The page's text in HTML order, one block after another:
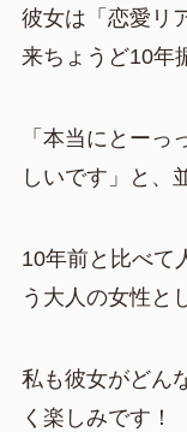
彼女は「恋愛リ
来ちょうど10年
「本当にとー
しいです」と、
10年前と比べて
う大人の女性と
私も彼女がどん
く楽しみです！